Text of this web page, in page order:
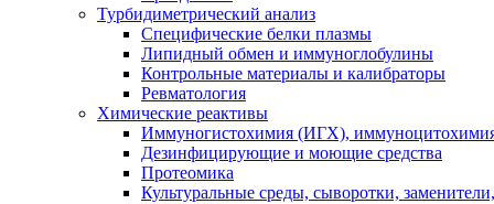
Турбидиметрический анализ
Специфические белки плазмы
Липидный обмен и иммуноглобулины
Контрольные материалы и калибраторы
Ревматология
Химические реактивы
Иммуногистохимия (ИГХ),
Дезинфицирующие и моющие средства
Протеомика
Культуральные среды, сыворотки,